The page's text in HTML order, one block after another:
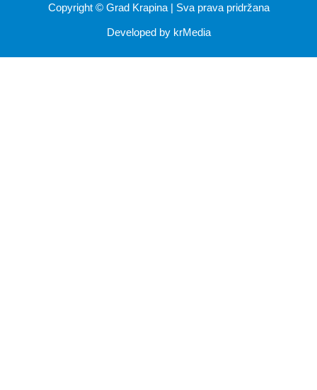
Copyright © Grad Krapina| Sva prava pridržana
Developed by krMedia